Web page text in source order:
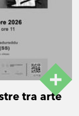
tra arte